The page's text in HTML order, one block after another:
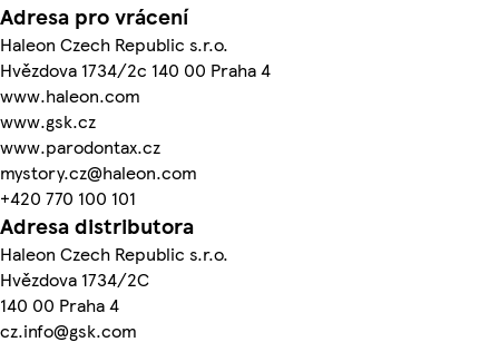
Adresa pro vrácení
Haleon Czech Republic s.r.o.
Hvězdova 1734/2c 140 00 Praha 4
www.haleon.com
www.gsk.cz
www.parodontax.cz
mystory.cz@haleon.com
+420 770 100 101
Adresa distributora
Haleon Czech Republic s.r.o.
Hvězdova 1734/2C
140 00 Praha 4
cz.info@gsk.com